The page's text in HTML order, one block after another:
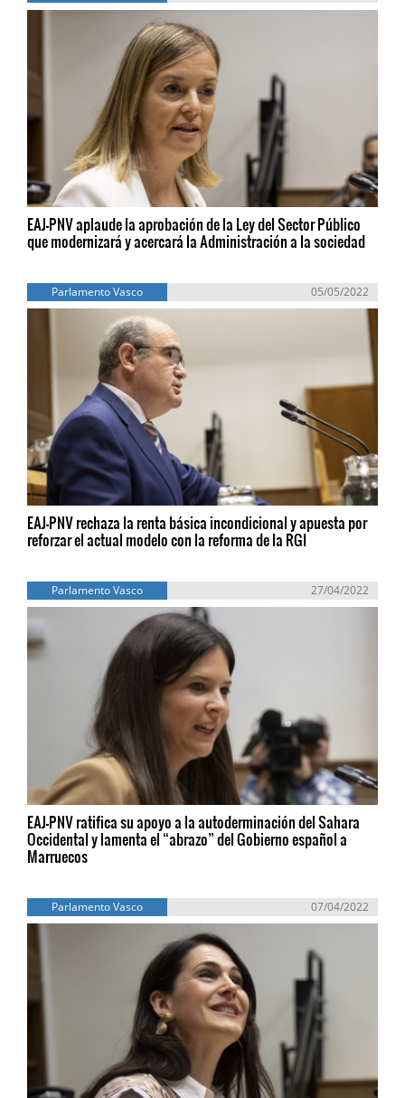
EAJ-PNV aplaude la aprobación de la Ley del Sector Público
que modernizará y acercará la Administración a la sociedad
Parlamento Vasco 05/05/2022
EAJ-PNV rechaza la renta básica incondicional y apuesta por
reforzar el actual modelo con la reforma de la RGI
Parlamento Vasco 27/04/2022
EAJ-PNV ratifica su apoyo a la autoderminación del Sahara
Occidental y lamenta el “abrazo” del Gobierno español a
Marruecos
Parlamento Vasco 07/04/2022